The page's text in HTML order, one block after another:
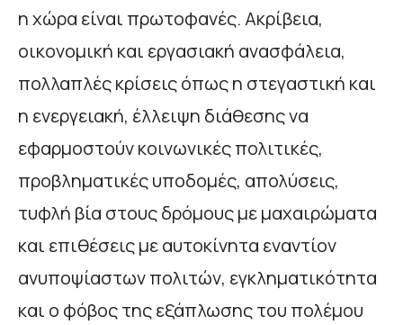
η χώρα είναι πρωτοφανές. Ακρίβεια,
οικονομική και εργασιακή ανασφάλεια,
πολλαπλές κρίσεις όπως η στεγαστική και
η ενεργειακή, έλλειψη διάθεσης να
εφαρμοστούν κοινωνικές πολιτικές,
προβληματικές υποδομές, απολύσεις,
τυφλή βία στους δρόμους με μαχαιρώματα
και επιθέσεις με αυτοκίνητα εναντίον
ανυποψίαστων πολιτών, εγκληματικότητα
και ο φόβος της εξάπλωσης του πολέμου